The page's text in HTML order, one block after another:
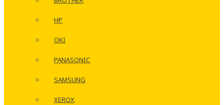
HP
OKI
PANASONIC
SAMSUNG
XEROX